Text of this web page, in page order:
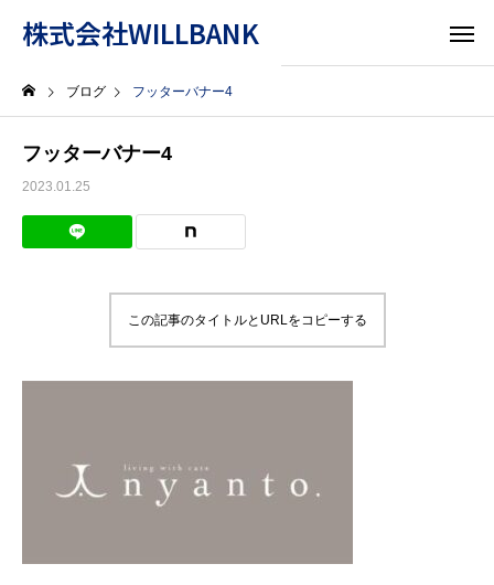
株式会社WILLBANK
ブログ フッターバナー4
フッターバナー4
2023.01.25
この記事のタイトルとURLをコピーする